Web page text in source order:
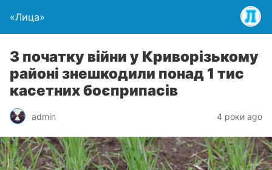
«Лица»
З початку війни у Криворізькому
районі знешкодили понад 1 тис
касетних боєприпасів
admin 4 роки ago